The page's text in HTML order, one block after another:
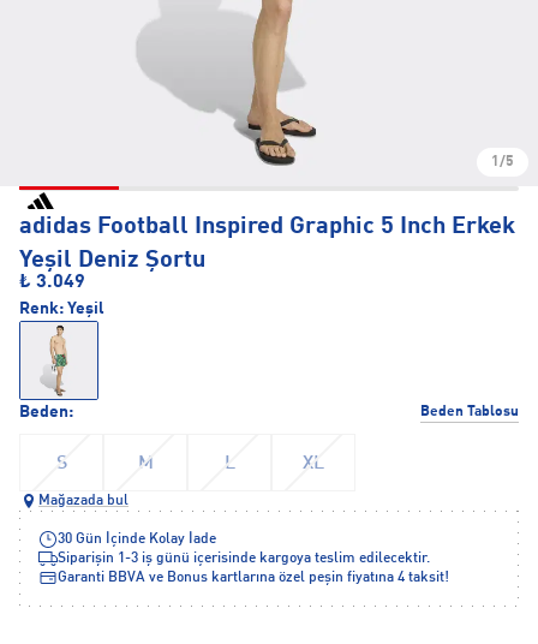
1/5
adidas Football Inspired Graphic 5 Inch Erkek
Yeşil Deniz Şortu
₺ 3.049
Beden: Beden Tablosu
S M L XL
Renk: Yeşil
Mağazada bul
30 Gün İçinde Kolay İade
Siparişin 1-3 iş günü içerisinde kargoya teslim edilecektir.
Garanti BBVA ve Bonus kartlarına özel peşin fiyatına 4 taksit!